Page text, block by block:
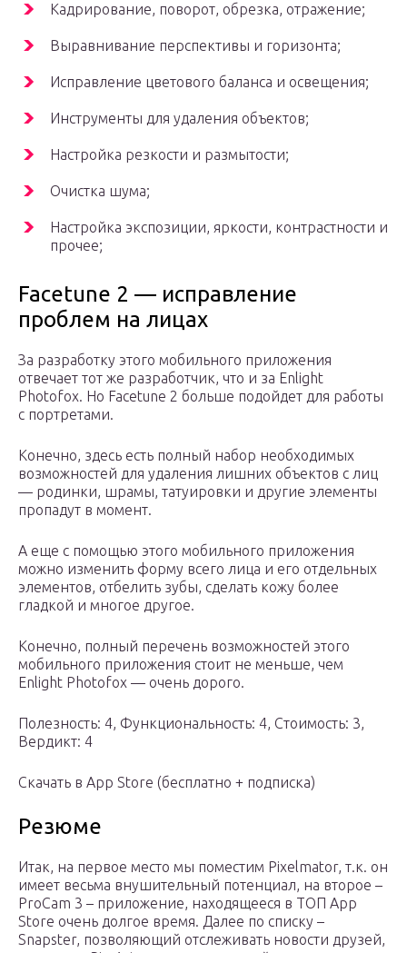
Кадрирование, поворот, обрезка, отражение;
Выравнивание перспективы и горизонта;
Исправление цветового баланса и освещения;
Инструменты для удаления объектов;
Настройка резкости и размытости;
Очистка шума;
Настройка экспозиции, яркости, контрастности и
прочее;
Facetune 2 — исправление
проблем на лицах
За разработку этого мобильного приложения
отвечает тот же разработчик, что и за Enlight
Photofox. Но Facetune 2 больше подойдет для работы
с портретами.
Конечно, здесь есть полный набор необходимых
возможностей для удаления лишних объектов с лиц
— родинки, шрамы, татуировки и другие элементы
пропадут в момент.
А еще с помощью этого мобильного приложения
можно изменить форму всего лица и его отдельных
элементов, отбелить зубы, сделать кожу более
гладкой и многое другое.
Конечно, полный перечень возможностей этого
мобильного приложения стоит не меньше, чем
Enlight Photofox — очень дорого.
Полезность: 4, Функциональность: 4, Стоимость: 3,
Вердикт: 4
Скачать в App Store (бесплатно + подписка)
Резюме
Итак, на первое место мы поместим Pixelmator, т.к. он
имеет весьма внушительный потенциал, на второе –
ProCam 3 – приложение, находящееся в ТОП App
Store очень долгое время. Далее по списку –
Snapster, позволяющий отслеживать новости друзей,